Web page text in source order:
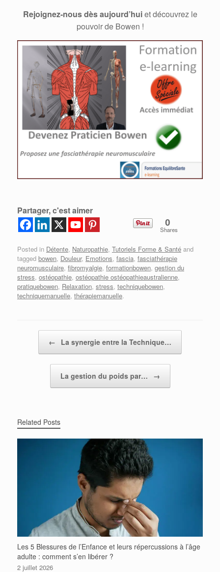
Rejoignez-nous dès aujourd’huiet découvrez le
pouvoir de Bowen !
Partager, c'est aimer
0
Shares
Posted in Détente, Naturopathie, Tutoriels Forme & Santé and
tagged bowen, Douleur, Emotions, fascia, fasciathérapie
neuromusculaire, fibromyalgie, formationbowen, gestion du
stress, ostéopathie, ostéopathie ostéopathieaustralienne,
pratiquebowen, Relaxation, stress, techniquebowen,
techniquemanuelle, thérapiemanuelle.
Post navigation
← La synergie entre la Technique…
La gestion du poids par… →
Related Posts
Les 5 Blessures de l’Enfance et leurs répercussions à l’âge
adulte : comment s’en libérer ?
2 juillet 2026